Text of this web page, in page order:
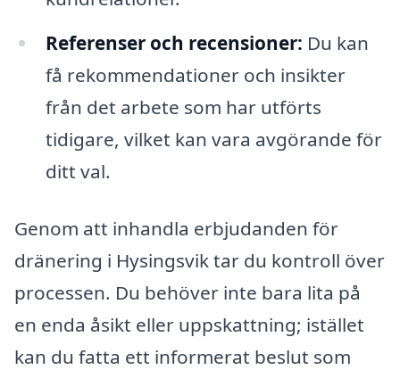
Referenser och recensioner: Du kan
få rekommendationer och insikter
från det arbete som har utförts
tidigare, vilket kan vara avgörande för
ditt val.
Genom att inhandla erbjudanden för
dränering i Hysingsvik tar du kontroll över
processen. Du behöver inte bara lita på
en enda åsikt eller uppskattning; istället
kan du fatta ett informerat beslut som